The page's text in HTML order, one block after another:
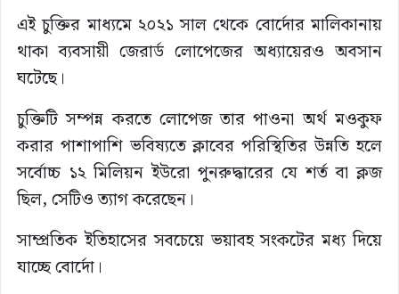
এই চুক্তির মাধ্যমে ২০২১ সাল থেকে বোর্দোর মালিকানায়
থাকা ব্যবসায়ী জেরার্ড লোপেজের অধ্যায়েরও অবসান
ঘটেছে।
চুক্তিটি সম্পন্ন করতে লোপেজ তার পাওনা অর্থ মওকুফ
করার পাশাপাশি ভবিষ্যতে ক্লাবের পরিস্থিতির উন্নতি হলে
সর্বোচ্চ ১২ মিলিয়ন ইউরো পুনরুদ্ধারের যে শর্ত বা ক্লজ
ছিল, সেটিও ত্যাগ করেছেন।
সাম্প্রতিক ইতিহাসের সবচেয়ে ভয়াবহ সংকটের মধ্য দিয়ে
যাচ্ছে বোর্দো।